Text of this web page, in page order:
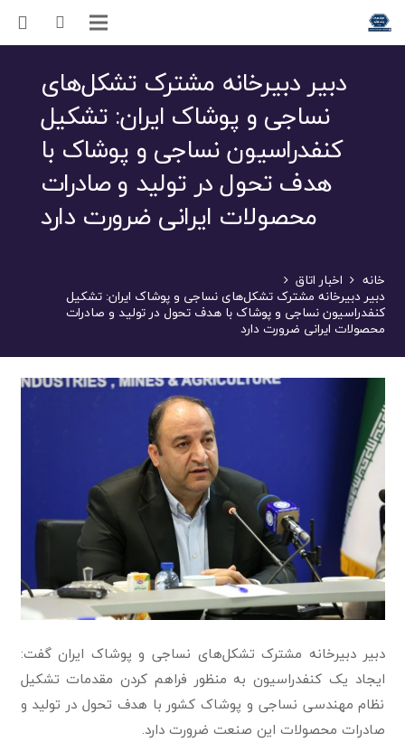
دبیر دبیرخانه مشترک تشکل‌های
نساجی و پوشاک ایران: تشکیل
کنفدراسیون نساجی و پوشاک با
هدف تحول در تولید و صادرات
محصولات ایرانی ضرورت دارد
خانه اخبار اتاق
دبیر دبیرخانه مشترک تشکل‌های نساجی و پوشاک ایران: تشکیل
کنفدراسیون نساجی و پوشاک با هدف تحول در تولید و صادرات
محصولات ایرانی ضرورت دارد
دبیر دبیرخانه مشترک تشکل‌های نساجی و پوشاک ایران گفت:
ایجاد یک کنفدراسیون به منظور فراهم کردن مقدمات تشکیل
نظام مهندسی نساجی‌ و پوشاک کشور با هدف تحول در تولید و
صادرات محصولات این صنعت ضرورت دارد.